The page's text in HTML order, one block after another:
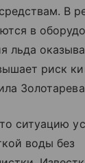
В
в
льда
риск
ситуацию
воды без